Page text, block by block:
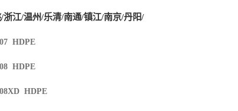
浙江/温州/乐清/南通/镇江/南京/丹阳/
HDPE
HDPE
HDPE